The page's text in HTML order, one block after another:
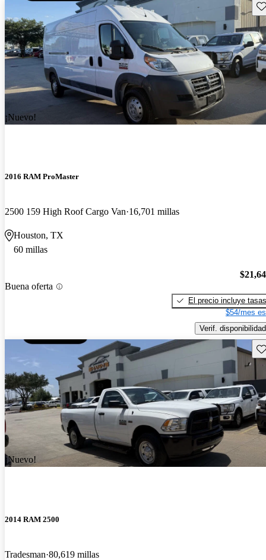
¡Nuevo!
2016 RAM ProMaster
2500 159 High Roof Cargo Van 16,701 millas
Houston, TX
60 millas
Buena oferta
El precio incluye tasas
$54/mes
Verif. disponibilidad
¡Nuevo!
2014 RAM 2500
Tradesman 80,619 millas